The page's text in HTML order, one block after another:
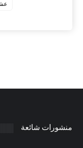
منشورات شائعة